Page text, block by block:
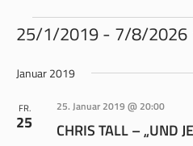
VERANSTALTUNGEN
25/1/2019 - 7/8/2026
wählen.
Januar 2019
FR.
25 CHRIS TALL – „UND
25. Januar 2019 @ 20:00